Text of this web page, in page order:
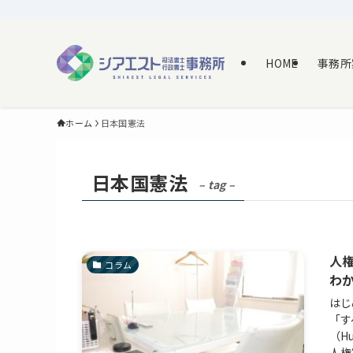
HOME 事務
ホーム 日本国憲法
日本国憲法 – tag –
コラム
人
わ
は
「
（